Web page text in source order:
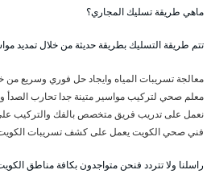
ماهي طريقة تسليك المجاري؟
تتم طريقة التسليك بطريقة حديثة من خلال تمديد
معالجة تسريبات المياه وايجاد حل فوري وسريع
معلم صحي لتركيب مواسير متينة جدا تحارب الصدأ
نعمل على تدريب فريق متخصص بالفك والتركيب
فني صحي الكويت يعمل على كشف تسريبات الكويت
راسلنا ولا تتردد فنحن متواجدون بكافة مناطق